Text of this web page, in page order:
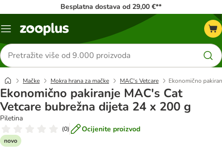
Besplatna dostava od 29,00 €**
Izbornik
Traži
proizvode
Mačke Mokra hrana za mačke MAC's Vetcare Ekonomično
Ekonomično pakiranje MAC's Cat
Vetcare bubrežna dijeta 24 x 200 g
Piletina
(0) Ocijenite proizvod
novo